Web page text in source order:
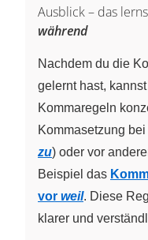
Ausblick – das
während
Nachdem du die
gelernt hast,
Kommaregeln
Kommasetzung
zu) oder vor
Beispiel das
vor weil. Diese
klarer und